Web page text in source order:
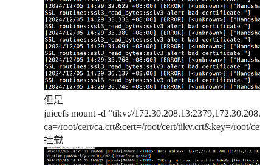
但是
juicefs mount -d “tikv://
ca=/root/cert/ca.crt&cert=/root/cert/tikv.crt&key=/
挂载